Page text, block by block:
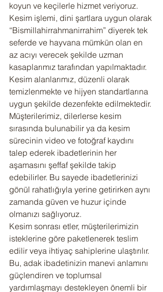
koyun ve keçilerle hizmet veriyoruz.
Kesim işlemi, dini şartlara uygun olarak
“Bismillahirrahmanirrahim” diyerek tek
seferde ve hayvana mümkün olan en
az acıyı verecek şekilde uzman
kasaplarımız tarafından yapılmaktadır.
Kesim alanlarımız, düzenli olarak
temizlenmekte ve hijyen standartlarına
uygun şekilde dezenfekte edilmektedir.
Müşterilerimiz, dilerlerse kesim
sırasında bulunabilir ya da kesim
sürecinin video ve fotoğraf kaydını
talep ederek ibadetlerinin her
aşamasını şeffaf şekilde takip
edebilirler. Bu sayede ibadetlerinizi
gönül rahatlığıyla yerine getirirken aynı
zamanda güven ve huzur içinde
olmanızı sağlıyoruz.
Kesim sonrası etler, müşterilerimizin
isteklerine göre paketlenerek teslim
edilir veya ihtiyaç sahiplerine ulaştırılır.
Bu, adak ibadetinizin manevi anlamını
güçlendiren ve toplumsal
yardımlaşmayı destekleyen önemli bir